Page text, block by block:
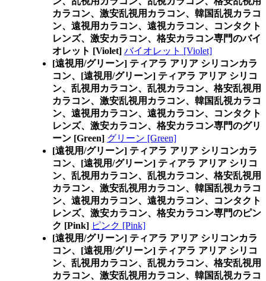
カラコン、激安乱視用カラコン、韓国乱視カラコ
ン、遠視用カラコン、遠視カラコン、コンタクト
レンズ、激安カラコン、格安カラコン専門のバイ
オレット [Violet] バイオレット [Violet]
[遠視用/グリーン] ティアラ アリア シリコンカラ
コン、 [遠視用/グリーン] ティアラ アリア シリコ
ン、乱視用カラコン、乱視カラコン、格安乱視用
カラコン、激安乱視用カラコン、韓国乱視カラコ
ン、遠視用カラコン、遠視カラコン、コンタクト
レンズ、激安カラコン、格安カラコン専門のグリ
ーン [Green] グリーン [Green]
[遠視用/グリーン] ティアラ アリア シリコンカラ
コン、 [遠視用/グリーン] ティアラ アリア シリコ
ン、乱視用カラコン、乱視カラコン、格安乱視用
カラコン、激安乱視用カラコン、韓国乱視カラコ
ン、遠視用カラコン、遠視カラコン、コンタクト
レンズ、激安カラコン、格安カラコン専門のピン
ク [Pink] ピンク [Pink]
[遠視用/グリーン] ティアラ アリア シリコンカラ
コン、 [遠視用/グリーン] ティアラ アリア シリコ
ン、乱視用カラコン、乱視カラコン、格安乱視用
カラコン、激安乱視用カラコン、韓国乱視カラコ